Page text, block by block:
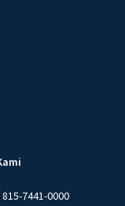
815-7441-0000